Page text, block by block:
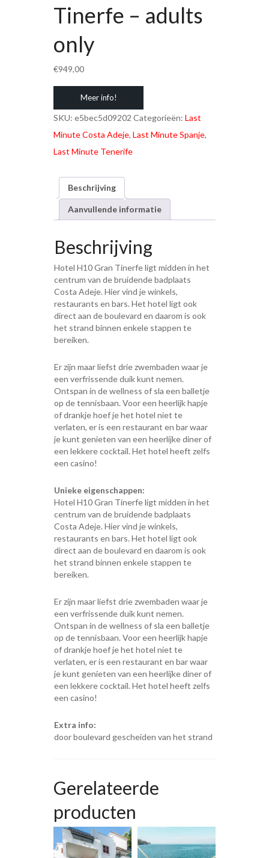
Tinerfe – adults
only
€949,00
Meer info!
SKU: e5bec5d09202 Categorieën: Last
Minute Costa Adeje, Last Minute Spanje,
Last Minute Tenerife
Beschrijving
Aanvullende informatie
Beschrijving
Hotel H10 Gran Tinerfe ligt midden in het
centrum van de bruidende badplaats
Costa Adeje. Hier vind je winkels,
restaurants en bars. Het hotel ligt ook
direct aan de boulevard en daarom is ook
het strand binnen enkele stappen te
bereiken.
Er zijn maar liefst drie zwembaden waar je
een verfrissende duik kunt nemen.
Ontspan in de wellness of sla een balletje
op de tennisbaan. Voor een heerlijk hapje
of drankje hoef je het hotel niet te
verlaten, er is een restaurant en bar waar
je kunt genieten van een heerlijke diner of
een lekkere cocktail. Het hotel heeft zelfs
een casino!
Unieke eigenschappen:
Hotel H10 Gran Tinerfe ligt midden in het
centrum van de bruidende badplaats
Costa Adeje. Hier vind je winkels,
restaurants en bars. Het hotel ligt ook
direct aan de boulevard en daarom is ook
het strand binnen enkele stappen te
bereiken.
Er zijn maar liefst drie zwembaden waar je
een verfrissende duik kunt nemen.
Ontspan in de wellness of sla een balletje
op de tennisbaan. Voor een heerlijk hapje
of drankje hoef je het hotel niet te
verlaten, er is een restaurant en bar waar
je kunt genieten van een heerlijke diner of
een lekkere cocktail. Het hotel heeft zelfs
een casino!
Extra info:
door boulevard gescheiden van het strand
Gerelateerde
producten